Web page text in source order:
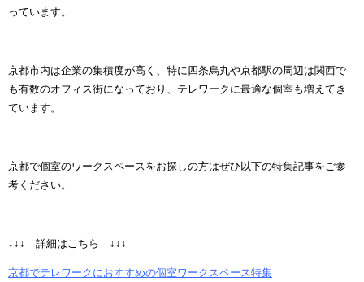
っています。
京都市内は企業の集積度が高く、特に四条烏丸や京都駅の周辺は関西で
も有数のオフィス街になっており、テレワークに最適な個室も増えてき
ています。
京都で個室のワークスペースをお探しの方はぜひ以下の特集記事をご参
考ください。
↓↓↓ 詳細はこちら ↓↓↓
京都でテレワークにおすすめの個室ワークスペース特集